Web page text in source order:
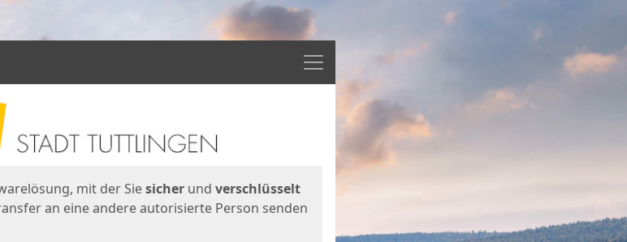
Menü
mit der Siesicher und verschlüsselt
an eine andere autorisierte Person senden